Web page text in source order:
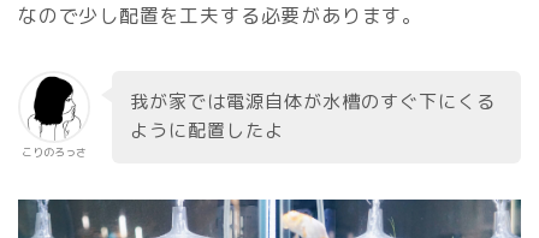
なので少し配置を工夫する必要があります。
こりのろっさ
我が家では電源自体が水槽のすぐ下にくる
ように配置したよ